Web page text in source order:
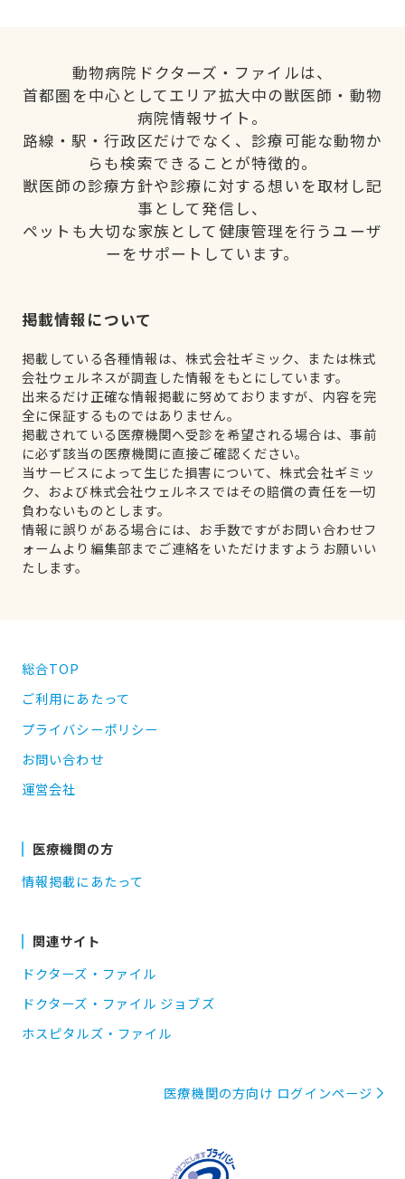
動物病院ドクターズ・ファイルは、
首都圏を中心としてエリア拡大中の獣医師・動物
病院情報サイト。
路線・駅・行政区だけでなく、診療可能な動物か
らも検索できることが特徴的。
獣医師の診療方針や診療に対する想いを取材し記
事として発信し、
ペットも大切な家族として健康管理を行うユーザ
ーをサポートしています。
掲載情報について
掲載している各種情報は、株式会社ギミック、または株式
会社ウェルネスが調査した情報をもとにしています。
出来るだけ正確な情報掲載に努めておりますが、内容を完
全に保証するものではありません。
掲載されている医療機関へ受診を希望される場合は、事前
に必ず該当の医療機関に直接ご確認ください。
当サービスによって生じた損害について、株式会社ギミッ
ク、および株式会社ウェルネスではその賠償の責任を一切
負わないものとします。
情報に誤りがある場合には、お手数ですがお問い合わせフ
ォームより編集部までご連絡をいただけますようお願いい
たします。
総合TOP
ご利用にあたって
プライバシーポリシー
お問い合わせ
運営会社
医療機関の方
情報掲載にあたって
関連サイト
ドクターズ・ファイル
ドクターズ・ファイル ジョブズ
ホスピタルズ・ファイル
医療機関の方向け ログインページ